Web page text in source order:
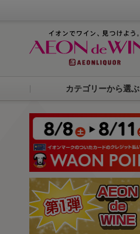
カテゴリーから選ぶ